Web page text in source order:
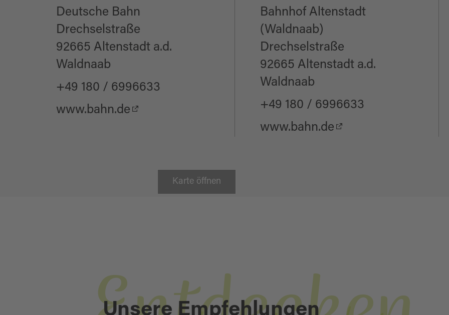
für Schulklassen
für jedes Wetter
Deutsche Bahn
Drechselstraße
92665 Altenstadt a.d.
Waldnaab
+49 180 / 6996633
www.bahn.de
Bahnhof Altenstadt
(Waldnaab)
Drechselstraße
92665 Altenstadt a.d.
Waldnaab
+49 180 / 6996633
www.bahn.de
Karte öffnen
Unsere Empfehlungen